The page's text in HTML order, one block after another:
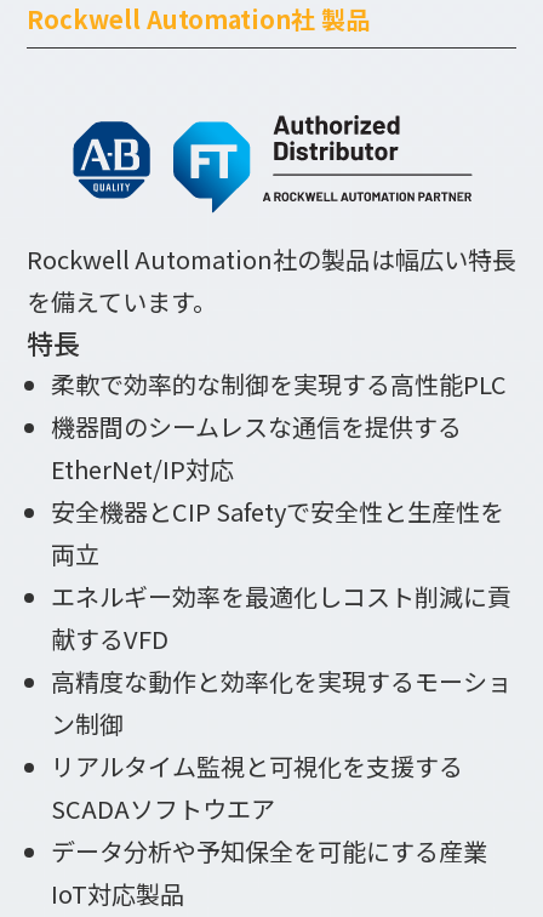
Rockwell Automation社 製品
Rockwell Automation社の製品は幅広い特長
を備えています。
特長
柔軟で効率的な制御を実現する高性能PLC
機器間のシームレスな通信を提供する
EtherNet/IP対応
安全機器とCIP Safetyで安全性と生産性を
両立
エネルギー効率を最適化しコスト削減に貢
献するVFD
高精度な動作と効率化を実現するモーショ
ン制御
リアルタイム監視と可視化を支援する
SCADAソフトウエア
データ分析や予知保全を可能にする産業
IoT対応製品